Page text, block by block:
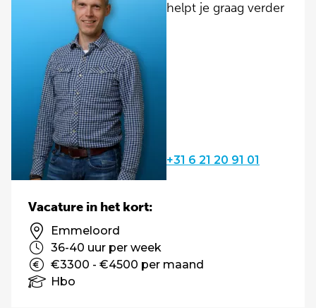
helpt je graag verder
+31 6 21 20 91 01
Vacature in het kort:
Emmeloord
36-40 uur per week
€3300 - €4500 per maand
Hbo